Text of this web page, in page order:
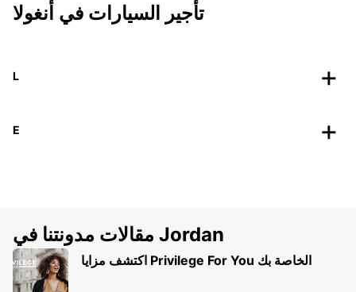
تأجير السيارات في أنغولا
L
E
مقالات مدونتنا في Jordan
اكتشف مزايا Privilege For You الخاصة بك